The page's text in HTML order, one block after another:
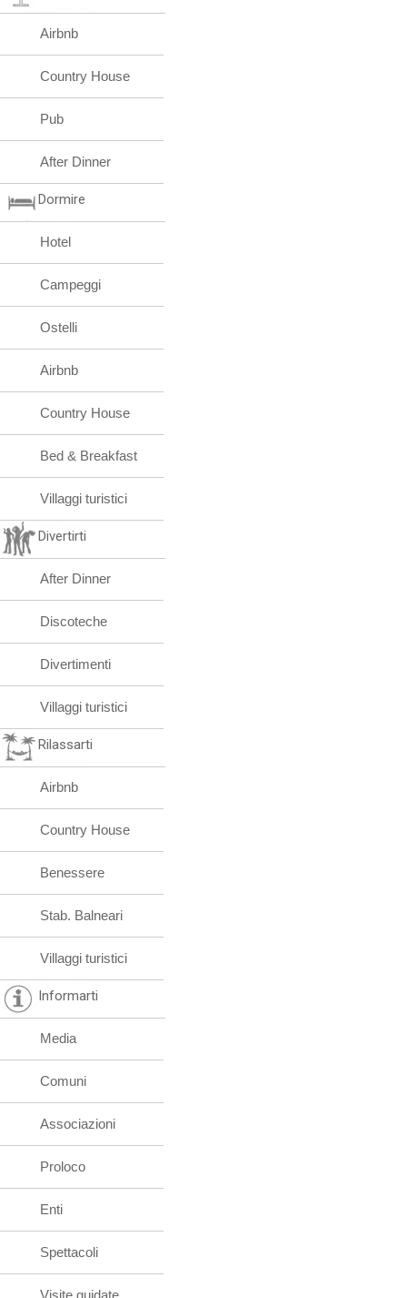
Airbnb
Country House
Pub
After Dinner
Dormire
Hotel
Campeggi
Ostelli
Airbnb
Country House
Bed & Breakfast
Villaggi turistici
Divertirti
After Dinner
Discoteche
Divertimenti
Villaggi turistici
Rilassarti
Airbnb
Country House
Benessere
Stab. Balneari
Villaggi turistici
Informarti
Media
Comuni
Associazioni
Proloco
Enti
Spettacoli
Visite guidate